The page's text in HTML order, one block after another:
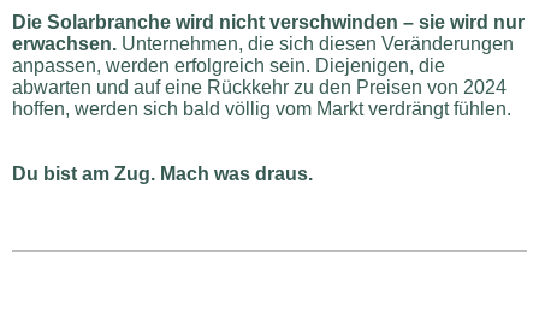
Die Solarbranche wird nicht verschwinden – sie wird nur
erwachsen. Unternehmen, die sich diesen Veränderungen
anpassen, werden erfolgreich sein. Diejenigen, die
abwarten und auf eine Rückkehr zu den Preisen von 2024
hoffen, werden sich bald völlig vom Markt verdrängt fühlen.
Du bist am Zug. Mach was draus.